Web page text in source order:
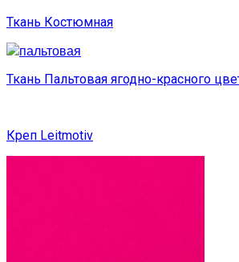
Ткань Костюмная
Ткань Пальтовая ягодно-красного
Креп Leitmotiv